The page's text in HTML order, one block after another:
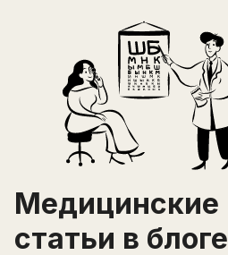
Медицинские
статьи в блоге